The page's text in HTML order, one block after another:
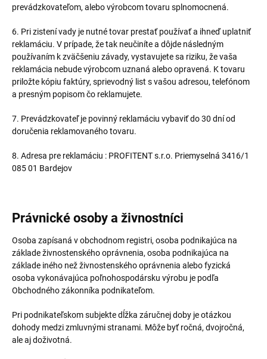
prevádzkovateľom, alebo výrobcom tovaru splnomocnená.
6. Pri zistení vady je nutné tovar prestať používať a ihneď uplatniť
reklamáciu. V prípade, že tak neučiníte a dôjde následným
používaním k zväčšeniu závady, vystavujete sa riziku, že vaša
reklamácia nebude výrobcom uznaná alebo opravená. K tovaru
priložte kópiu faktúry, sprievodný list s vašou adresou, telefónom
a presným popisom čo reklamujete.
7. Prevádzkovateľ je povinný reklamáciu vybaviť do 30 dní od
doručenia reklamovaného tovaru.
8. Adresa pre reklamáciu : PROFITENT s.r.o. Priemyselná 3416/1
085 01 Bardejov
Právnické osoby a živnostníci
Osoba zapísaná v obchodnom registri, osoba podnikajúca na
základe živnostenského oprávnenia, osoba podnikajúca na
základe iného než živnostenského oprávnenia alebo fyzická
osoba vykonávajúca poľnohospodársku výrobu je podľa
Obchodného zákonníka podnikateľom.
Pri podnikateľskom subjekte dĺžka záručnej doby je otázkou
dohody medzi zmluvnými stranami. Môže byť ročná, dvojročná,
ale aj doživotná.